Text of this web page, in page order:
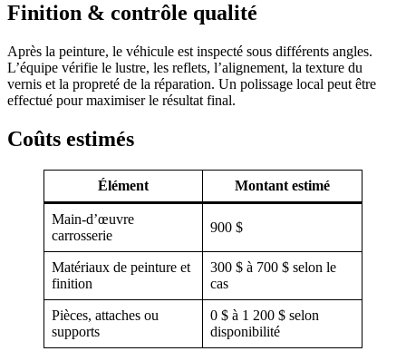
Finition & contrôle qualité
Après la peinture, le véhicule est inspecté sous différents angles.
L’équipe vérifie le lustre, les reflets, l’alignement, la texture du
vernis et la propreté de la réparation. Un polissage local peut être
effectué pour maximiser le résultat final.
Coûts estimés
Élément Montant estimé
Main-d’œuvre
carrosserie
900 $
Matériaux de peinture et
finition
300 $ à 700 $ selon le
cas
Pièces, attaches ou
supports
0 $ à 1 200 $ selon
disponibilité